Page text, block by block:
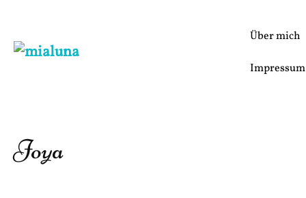
springen
Über mich
Impressum
Joya